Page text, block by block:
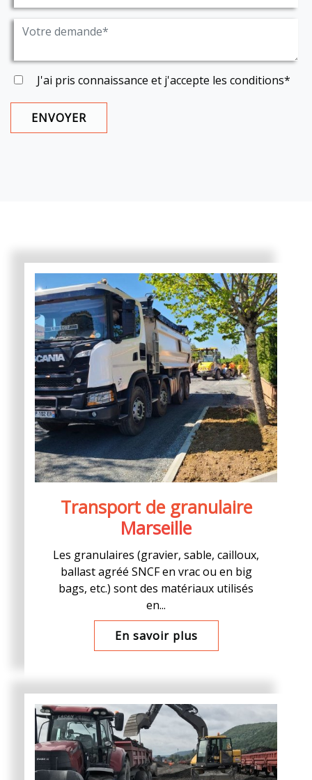
J'ai pris connaissance et j'accepte les conditions*
ENVOYER
Transport de granulaire
Marseille
Les granulaires (gravier, sable, cailloux,
ballast agréé SNCF en vrac ou en big
bags, etc.) sont des matériaux utilisés
en...
En savoir plus